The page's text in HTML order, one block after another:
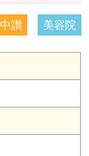
中讃 美容院